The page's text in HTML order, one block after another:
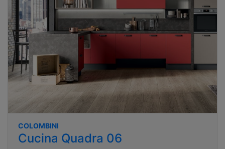
COLOMBINI
Cucina Quadra 06